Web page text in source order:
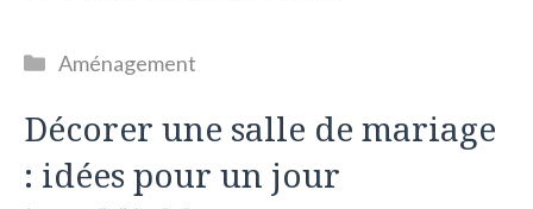
Catégories
Aménagement
Décorer une salle de mariage
: idées pour un jour